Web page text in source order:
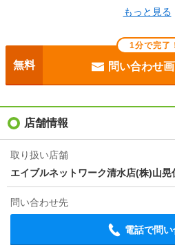
目安光熱費
入居
条件
契約期間 普通借家 2年
損保
合計6.7万円（内訳：
もっと見る
1分で完了！
無料 問い合わせ
店舗情報
取り扱い店舗
エイブルネットワーク清水店(株)山晃
問い合わせ先
電話で問